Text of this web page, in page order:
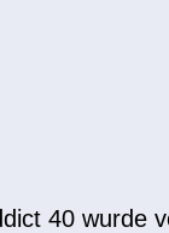
40 wurde